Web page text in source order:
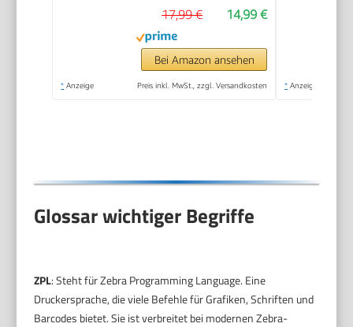
14,99 €
17,99 €
Bei Amazon ansehen
* Anzeige Preis inkl. MwSt., zzgl. Versandkosten * Anzeige
Glossar wichtiger Begriffe
ZPL: Steht für Zebra Programming Language. Eine
Druckersprache, die viele Befehle für Grafiken, Schriften und
Barcodes bietet. Sie ist verbreitet bei modernen Zebra-